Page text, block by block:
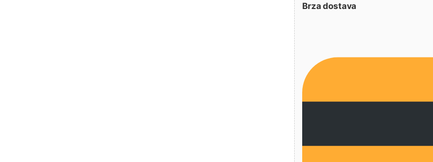
Brza dostava